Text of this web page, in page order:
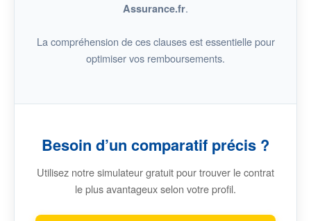
Assurance.fr.
La compréhension de ces clauses est essentielle pour
optimiser vos remboursements.
Besoin d’un comparatif précis ?
Utilisez notre simulateur gratuit pour trouver le contrat
le plus avantageux selon votre profil.